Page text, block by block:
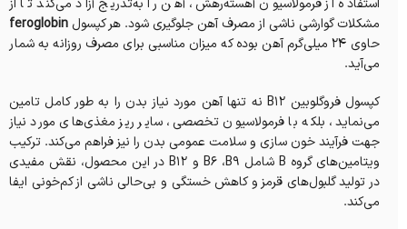
استفاده از فرمولاسیون آهسته‌رهش، آهن را به‌تدریج آزاد می‌کند تا از
مشکلات گوارشی ناشی از مصرف آهن جلوگیری شود. هر کپسولferoglobin
حاوی ۲۴ میلی‌گرم آهن بوده که میزان مناسبی برای مصرف روزانه به شمار
می‌آید.
کپسول فروگلوبین B12 نه تنها آهن مورد نیاز بدن را به طور کامل تامین
می‌نماید، بلکه با فرمولاسیون تخصصی، سایر ریز مغذی‌های مورد نیاز
جهت فرآیند خون سازی و سلامت عمومی بدن را نیز فراهم می‌کند. ترکیب
ویتامین‌های گروه B شامل B6 ،B9 و B12 در این محصول، نقش مفیدی
در تولید گلبول‌های قرمز و کاهش خستگی و بی‌حالی ناشی از کم‌خونی ایفا
می‌کند.